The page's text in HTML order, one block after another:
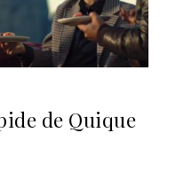
de Quique